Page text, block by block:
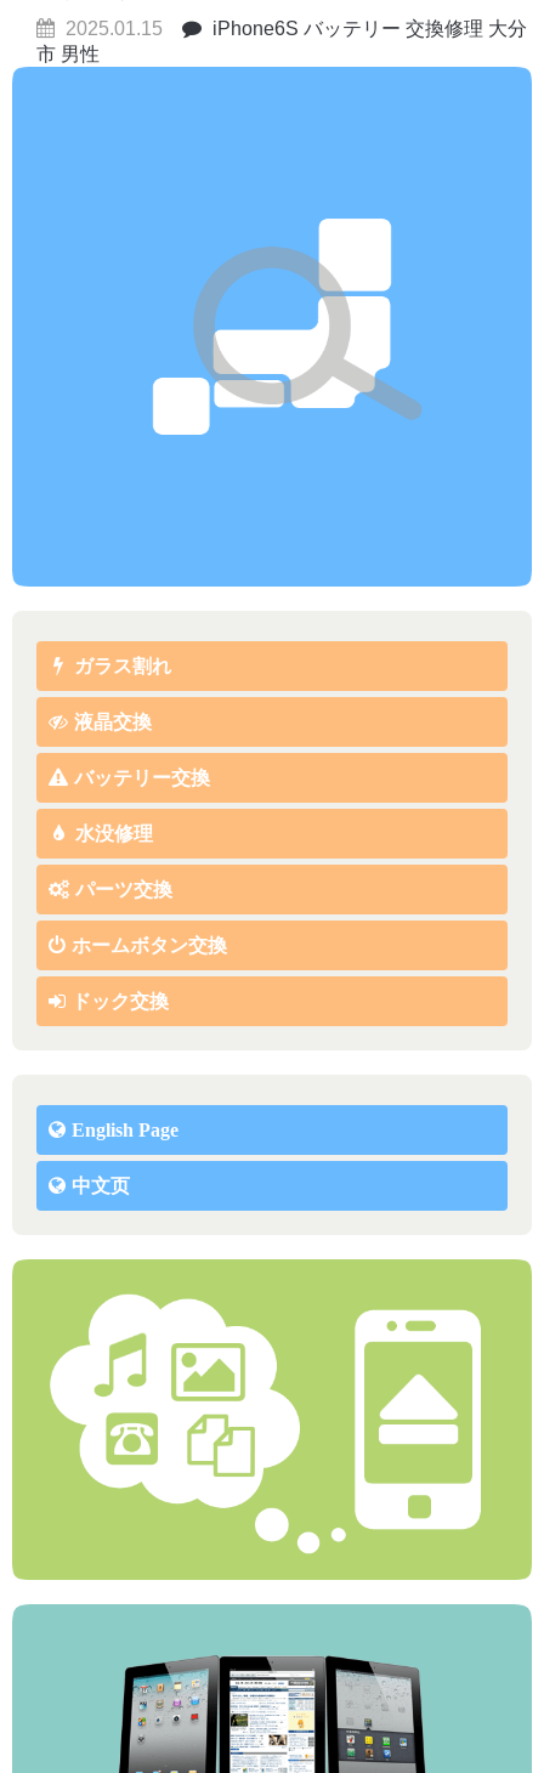
2025.01.15
iPhone6S バッテリー 交換修理 大分
市 男性
ガラス割れ
液晶交換
バッテリー交換
水没修理
パーツ交換
ホームボタン交換
ドック交換
English Page
中文页